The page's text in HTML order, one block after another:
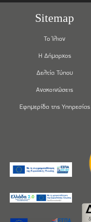
Sitemap
Το Ίλιον
Η Δήμαρχος
Δελτία Τύπου
Ανακοινώσεις
Εφημερίδα της Υπηρεσίας